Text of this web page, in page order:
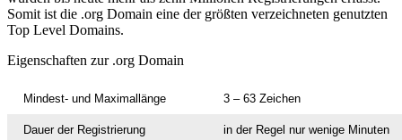
Somit ist die .org Domain eine der größten verzeichneten genutzten
Top Level Domains.
Eigenschaften zur .org Domain
Mindest- und Maximallänge 3 – 63 Zeichen
Dauer der Registrierung in der Regel nur wenige Minuten